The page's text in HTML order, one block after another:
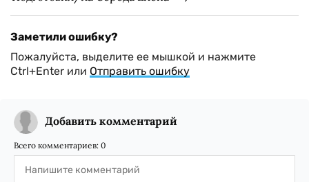
Заметили ошибку?
Пожалуйста, выделите ее мышкой и нажмите
Ctrl+Enter или Отправить ошибку
Добавить комментарий
Всего комментариев: 0